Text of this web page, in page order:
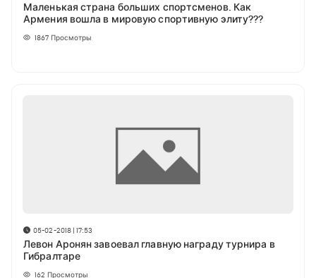
Маленькая страна больших спортсменов. Как
Армения вошла в мировую спортивную элиту???
1867 Просмотры
05-02-2018 | 17:53
Левон Аронян завоевал главную награду турнира в
Гибралтаре
162 Просмотры